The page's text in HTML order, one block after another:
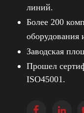
линий.
Более 200
оборудования
Заводская
Прошел
ISO45001.